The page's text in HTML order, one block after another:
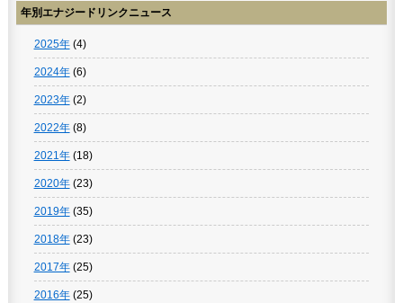
年別エナジードリンクニュース
2025年(4)
2024年(6)
2023年(2)
2022年(8)
2021年(18)
2020年(23)
2019年(35)
2018年(23)
2017年(25)
2016年(25)